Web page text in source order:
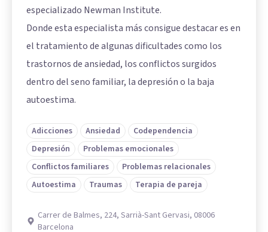
especializado Newman Institute.
Donde esta especialista más consigue destacar es en
el tratamiento de algunas dificultades como los
trastornos de ansiedad, los conflictos surgidos
dentro del seno familiar, la depresión o la baja
autoestima.
Adicciones Ansiedad
Codependencia
Depresión
Problemas emocionales
Conflictos familiares
Problemas relacionales
Autoestima
Traumas Terapia de pareja
Carrer de Balmes, 224, Sarrià-Sant Gervasi, 08006
Barcelona